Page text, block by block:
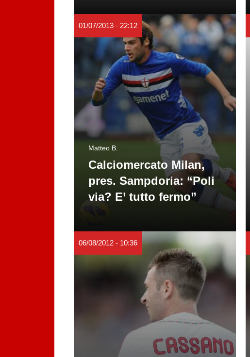
01/07/2013 - 22:12
Matteo B.
Calciomercato Milan,
pres. Sampdoria: “Poli
via? E’ tutto fermo”
06/08/2012 - 10:36